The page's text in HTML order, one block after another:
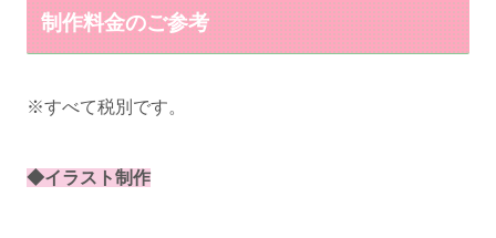
制作料金のご参考
※すべて税別です。
◆イラスト制作